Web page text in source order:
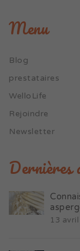
Menu
Blog
prestataires
WelloLife
Rejoindre
Newsletter
Dernières
13